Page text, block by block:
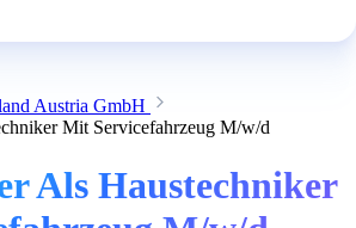
Austria GmbH
Mit Servicefahrzeug M/w/d
Als Haustechniker